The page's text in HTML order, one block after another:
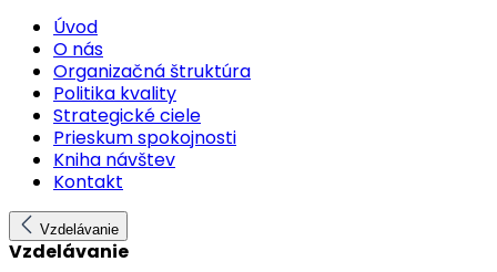
Úvod
O nás
Organizačná štruktúra
Politika kvality
Strategické ciele
Prieskum spokojnosti
Kniha návštev
Kontakt
Vzdelávanie
Vzdelávanie